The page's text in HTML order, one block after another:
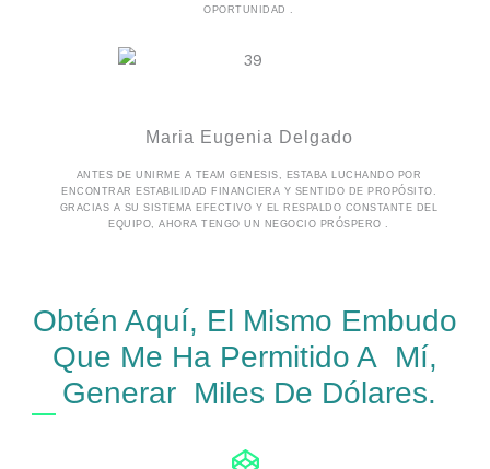
OPORTUNIDAD .
Maria Eugenia Delgado
ANTES DE UNIRME A TEAM GENESIS, ESTABA LUCHANDO POR
ENCONTRAR ESTABILIDAD FINANCIERA Y SENTIDO DE PROPÓSITO.
GRACIAS A SU SISTEMA EFECTIVO Y EL RESPALDO CONSTANTE DEL
EQUIPO, AHORA TENGO UN NEGOCIO PRÓSPERO .
Obtén Aquí, El Mismo Embudo
Que Me Ha Permitido A Mí,
Generar Miles De Dólares.